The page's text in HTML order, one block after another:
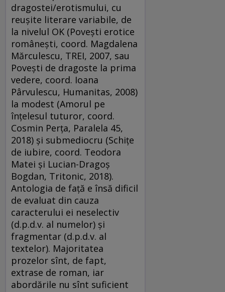
dragostei/erotismului, cu
reuşite literare variabile, de
la nivelul OK (Poveşti erotice
româneşti, coord. Magdalena
Mărculescu, TREI, 2007, sau
Poveşti de dragoste la prima
vedere, coord. Ioana
Pârvulescu, Humanitas, 2008)
la modest (Amorul pe
înţelesul tuturor, coord.
Cosmin Perţa, Paralela 45,
2018) şi submediocru (Schiţe
de iubire, coord. Teodora
Matei şi Lucian-Dragoş
Bogdan, Tritonic, 2018).
Antologia de faţă e însă dificil
de evaluat din cauza
caracterului ei neselectiv
(d.p.d.v. al numelor) şi
fragmentar (d.p.d.v. al
textelor). Majoritatea
prozelor sînt, de fapt,
extrase de roman, iar
abordările nu sînt suficient